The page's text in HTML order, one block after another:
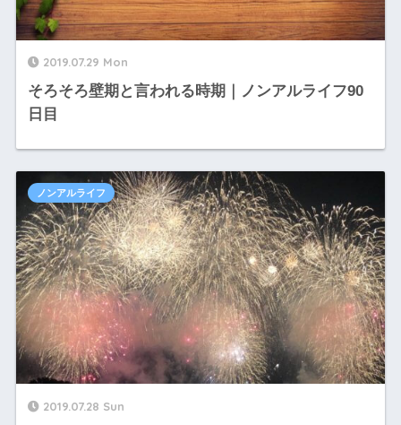
2019.07.29 Mon
そろそろ壁期と言われる時期｜ノンアルライフ90
日目
2019.07.28 Sun
ノンアルライフ